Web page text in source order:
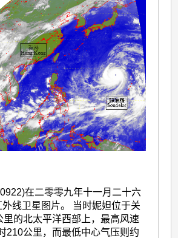
在二零零九年十一月二十六
外线卫星图片。 当时妮妲位于关
里的北太平洋西部上，最高风速
210公里，而最低中心气压则约